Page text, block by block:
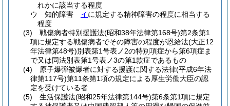
れかに該当する程度
ウ
知的障害 イに規定する精神障害の程度に相当する
程度
(3)
戦傷病者特別援護法(昭和38年法律第168号)第2条第1
項に規定する戦傷病者でその障害の程度が恩給法(大正12
年法律第48号)別表第1号表ノ2の特別項症から第6項症ま
で又は同法別表第1号表ノ3の第1款症であるもの
(4)
原子爆弾被爆者に対する援護に関する法律(平成6年法
律第117号)第11条第1項の規定による厚生労働大臣の認
定を受けている者
(5)
生活保護法(昭和25年法律第144号)第6条第1項に規定